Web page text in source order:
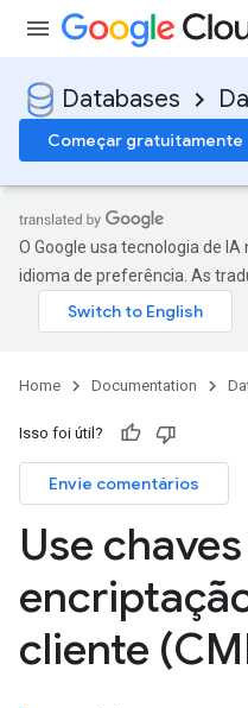
Databases
Começar gratuitamente
O Google usa tecnologia de
idioma de preferência. As
Home Documentation
Isso foi útil?
Envie comentários
Use
cliente